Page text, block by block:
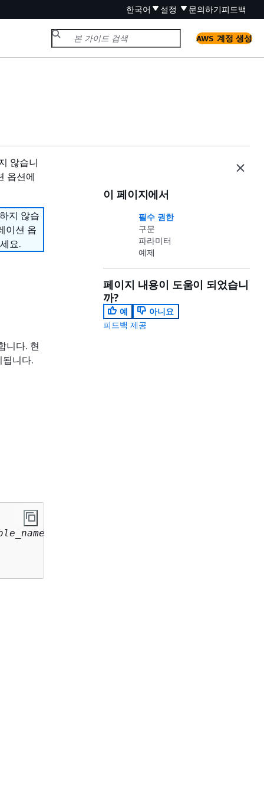
한국어 설정 문의하기피드백
AWS 계정 생성
않습니
옵션에
지 않습
이션 옵
요.
니다. 현
니다.
이 페이지에서
필수 권한
구문
파라미터
예제
페이지 내용이 도움이 되었습니
까?
예
아니요
피드백 제공